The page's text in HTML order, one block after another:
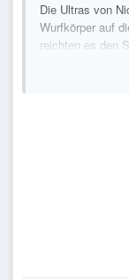
Die Ultras von
Wurfkörper auf
reichten es den